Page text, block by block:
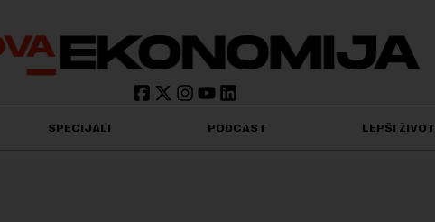
SPECIJALI PODCAST LEPŠI ŽIVOT